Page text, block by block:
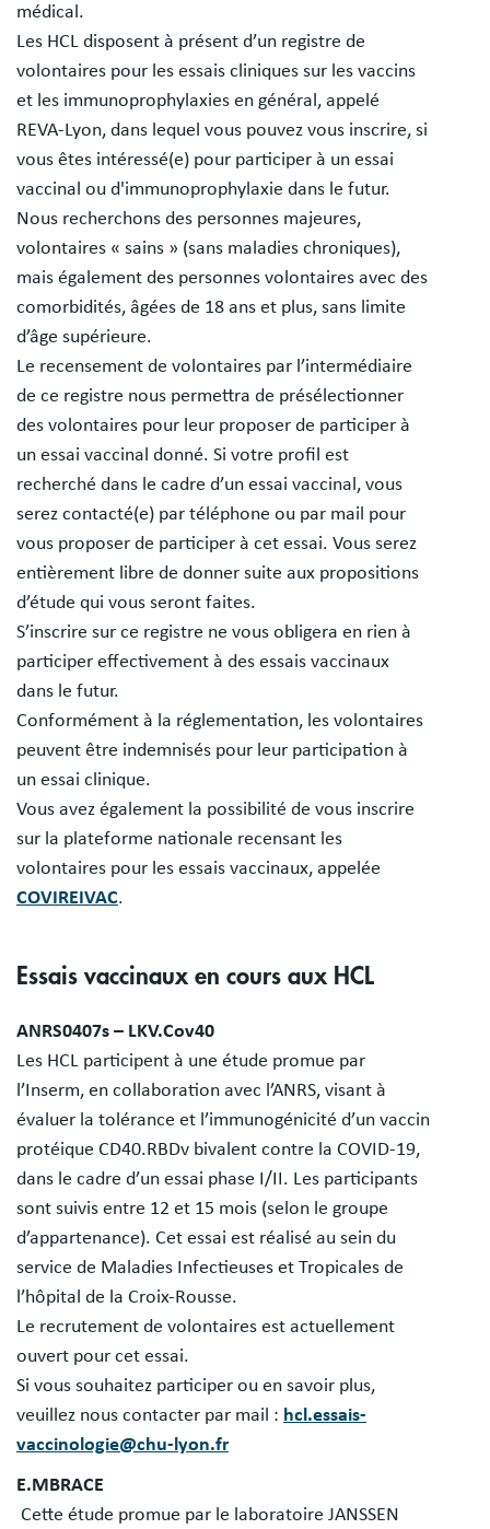
médical.
Les HCL disposent à présent d’un registre de
volontaires pour les essais cliniques sur les vaccins
et les immunoprophylaxies en général, appelé
REVA-Lyon, dans lequel vous pouvez vous inscrire, si
vous êtes intéressé(e) pour participer à un essai
vaccinal ou d'immunoprophylaxie dans le futur.
Nous recherchons des personnes majeures,
volontaires « sains » (sans maladies chroniques),
mais également des personnes volontaires avec des
comorbidités, âgées de 18 ans et plus, sans limite
d’âge supérieure.
Le recensement de volontaires par l’intermédiaire
de ce registre nous permettra de présélectionner
des volontaires pour leur proposer de participer à
un essai vaccinal donné. Si votre profil est
recherché dans le cadre d’un essai vaccinal, vous
serez contacté(e) par téléphone ou par mail pour
vous proposer de participer à cet essai. Vous serez
entièrement libre de donner suite aux propositions
d’étude qui vous seront faites.
S’inscrire sur ce registre ne vous obligera en rien à
participer effectivement à des essais vaccinaux
dans le futur.
Conformément à la réglementation, les volontaires
peuvent être indemnisés pour leur participation à
un essai clinique.
Vous avez également la possibilité de vous inscrire
sur la plateforme nationale recensant les
volontaires pour les essais vaccinaux, appelée
COVIREIVAC.
Essais vaccinaux en cours aux HCL
ANRS0407s – LKV.Cov40
Les HCL participent à une étude promue par
l’Inserm, en collaboration avec l’ANRS, visant à
évaluer la tolérance et l’immunogénicité d’un vaccin
protéique CD40.RBDv bivalent contre la COVID-19,
dans le cadre d’un essai phase I/II. Les participants
sont suivis entre 12 et 15 mois (selon le groupe
d’appartenance). Cet essai est réalisé au sein du
service de Maladies Infectieuses et Tropicales de
l’hôpital de la Croix-Rousse.
Le recrutement de volontaires est actuellement
ouvert pour cet essai.
Si vous souhaitez participer ou en savoir plus,
veuillez nous contacter par mail : hcl.essais-
vaccinologie@chu-lyon.fr
E.MBRACE
Cette étude promue par le laboratoire JANSSEN